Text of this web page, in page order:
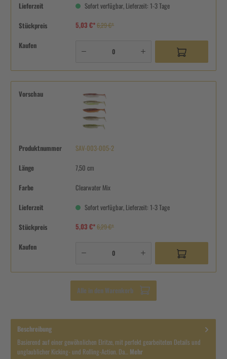
Lieferzeit Sofort verfügbar, Lieferzeit: 1-3 Tage
Stückpreis 5,03 €*6,29 €*
Kaufen
Vorschau
Produktnummer SAV-003-005-2
Länge 7,50 cm
Farbe Clearwater Mix
Lieferzeit Sofort verfügbar, Lieferzeit: 1-3 Tage
Stückpreis 5,03 €*6,29 €*
Kaufen
Alle in den Warenkorb
Beschreibung
Basierend auf einer gewöhnlichen Elritze, mit perfekt gearbeiteten Details und
unglaublicher Kicking- und Rolling-Action. Da… Mehr